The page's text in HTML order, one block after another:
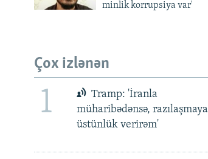
minlik korrupsiya var'
Çox izlənən
1
Tramp: 'İranla
müharibədənsə, razılaşmaya
üstünlük verirəm'